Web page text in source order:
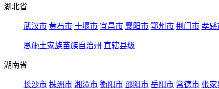
湖北省
武汉市 黄石市 十堰市 宜昌市 襄阳市 鄂州市 荆门市 孝感
恩施土家族苗族自治州 直辖县级
湖南省
长沙市 株洲市 湘潭市 衡阳市 邵阳市 岳阳市 常德市 张家